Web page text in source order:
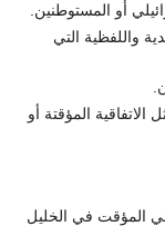
أو المستوطنين.
واللفظية التي
المؤقتة أو
المؤقت في الخليل